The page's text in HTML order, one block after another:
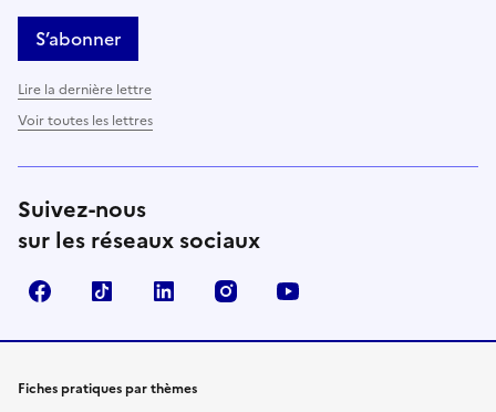
S’abonner
Lire la dernière lettre
Voir toutes les lettres
Suivez-nous
sur les réseaux sociaux
FacebookTikTok LinkedIn Instagram
Fiches pratiques par thèmes